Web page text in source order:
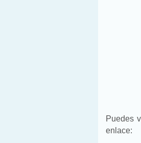
Puedes
enlace: